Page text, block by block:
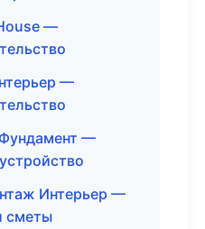
—
—
—
Интерьер —
сметы